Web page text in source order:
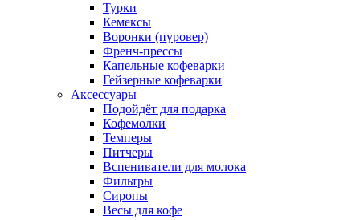
Турки
Кемексы
Воронки (пуровер)
Френч-прессы
Капельные кофеварки
Гейзерные кофеварки
Аксессуары
Подойдёт для подарка
Кофемолки
Темперы
Питчеры
Вспениватели для молока
Фильтры
Сиропы
Весы для кофе